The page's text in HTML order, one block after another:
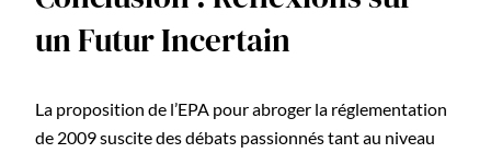
un Futur Incertain
La proposition de l’EPA pour abroger la réglementation
de 2009 suscite des débats passionnés tant au niveau